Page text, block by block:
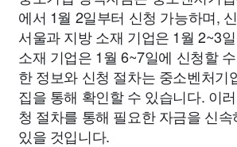
에서 1월 2일부터 신청 가능하며,
서울과 지방 소재 기업은 1월 2~3
소재 기업은 1월 6~7일에 신청할
한 정보와 신청 절차는 중소벤처기
집을 통해 확인할 수 있습니다. 이
청 절차를 통해 필요한 자금을 신
있을 것입니다.